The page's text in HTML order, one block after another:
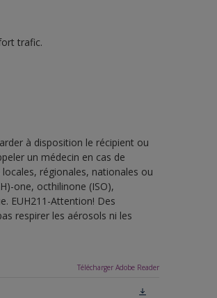
trafic.
à disposition le récipient ou
un médecin en cas de
régionales, nationales ou
one, octhilinone (ISO),
EUH211-Attention! Des
respirer les aérosols ni les
Télécharger Adobe Reader